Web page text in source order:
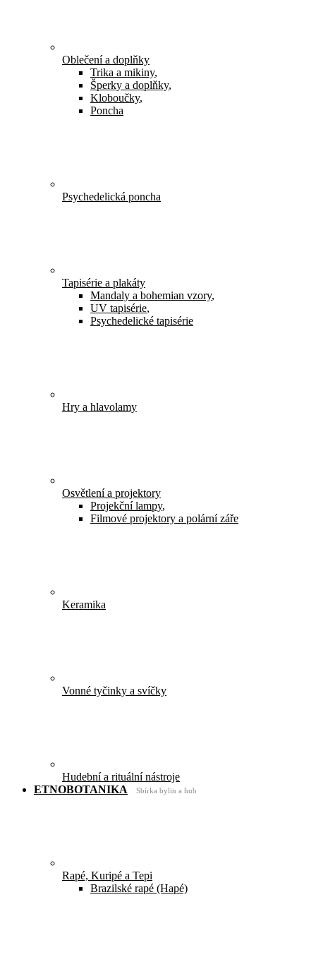
Oblečení a doplňky
Trika a mikiny,
Šperky a doplňky,
Kloboučky,
Poncha
Psychedelická poncha
Tapisérie a plakáty
Mandaly a bohemian vzory,
UV tapisérie,
Psychedelické tapisérie
Hry a hlavolamy
Osvětlení a projektory
Projekční lampy,
Filmové projektory a polární záře
Keramika
Vonné tyčinky a svíčky
Hudební a rituální nástroje
ETNOBOTANIKA
Sbírka bylin a hub
Rapé, Kuripé a Tepi
Brazilské rapé (Hapé)